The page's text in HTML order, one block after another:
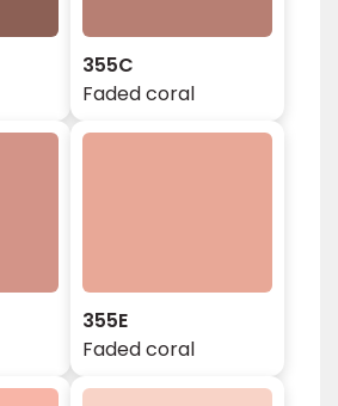
355C
Faded coral
355E
Faded coral